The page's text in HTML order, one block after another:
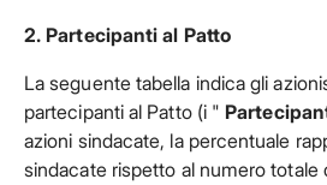
2. Partecipanti al Patto
La seguente tabella indica gli
partecipanti al Patto (i "
azioni sindacate, la percentuale
sindacate rispetto al numero totale